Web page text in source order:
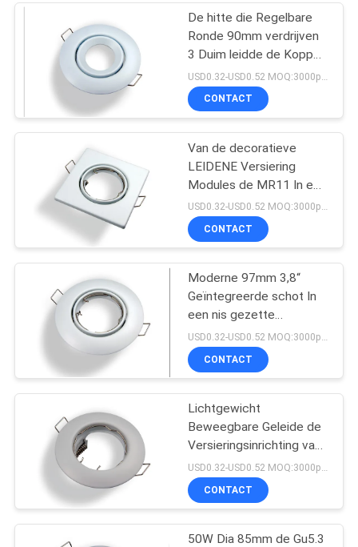
Slimme LEIDENE
Strook
17
Overmaats Edison
Bulbs
230V LEIDENE
Strook
De hitte die Regelbare
Ronde 90mm verdrijven
3 Duim leidde de Koppen
van de Versieringslamp
CONTACT
Van de decoratieve
LEIDENE Versiering
Modules de MR11 In een
nis gezette Verlichting
USD0.32-USD0.52 MOQ:3000pcs
CONTACT
Moderne 97mm 3,8“
Geïntegreerde schot In
een nis gezette
Verlichtingsversiering
USD0.32-USD0.52 MOQ:3000pcs
CONTACT
Lichtgewicht
Beweegbare Geleide de
Versieringsinrichting van
Halogeenbollen Mr16
CONTACT
50W Dia 85mm de Gu5.3